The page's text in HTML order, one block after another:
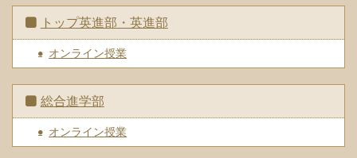
トップ英進部・英進部
オンライン授業
総合進学部
オンライン授業